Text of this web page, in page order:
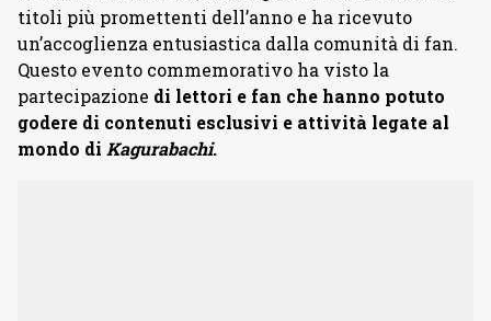
titoli più promettenti dell’anno e ha ricevuto
un’accoglienza entusiastica dalla comunità di fan.
Questo evento commemorativo ha visto la
partecipazione di lettori e fan che hanno potuto
godere di contenuti esclusivi e attività legate al
mondo di Kagurabachi.